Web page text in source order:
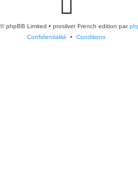
i
phpBB Limited • prosilver French edition par
Confidentialité • Conditions